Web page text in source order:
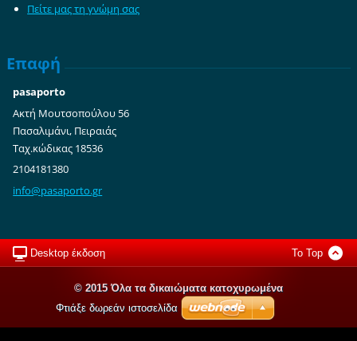
Πείτε μας τη γνώμη σας
Επαφή
pasaporto
Ακτή Μουτσοπούλου 56
Πασαλιμάνι, Πειραιάς
Ταχ.κώδικας 18536
2104181380
info@pasaporto.gr
Desktop έκδοση To Top
© 2015 Όλα τα δικαιώματα κατοχυρωμένα
Φτιάξε δωρεάν ιστοσελίδα